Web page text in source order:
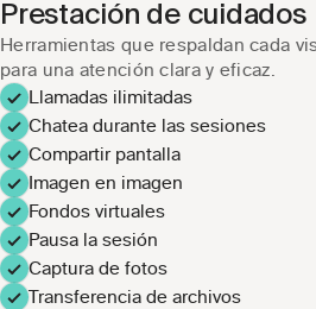
Prestación de cuidados
Herramientas que respaldan cada
para una atención clara y eficaz.
Llamadas ilimitadas
Chatea durante las sesiones
Compartir pantalla
Imagen en imagen
Fondos virtuales
Pausa la sesión
Captura de fotos
Transferencia de archivos